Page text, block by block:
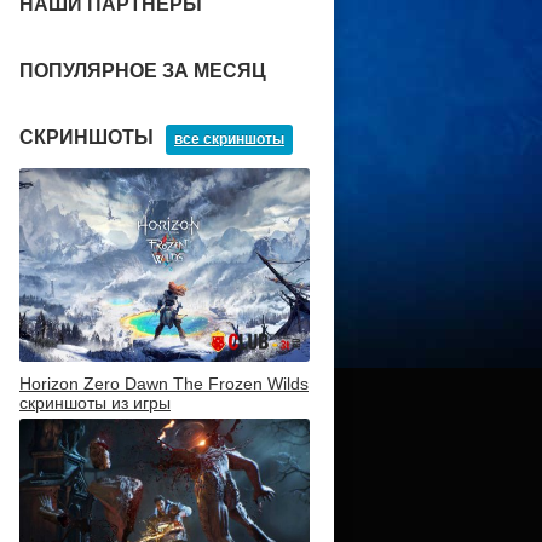
НАШИ ПАРТНЕРЫ
ПОПУЛЯРНОЕ ЗА МЕСЯЦ
СКРИНШОТЫ все скриншоты
Horizon Zero Dawn The Frozen Wilds
скриншоты из игры